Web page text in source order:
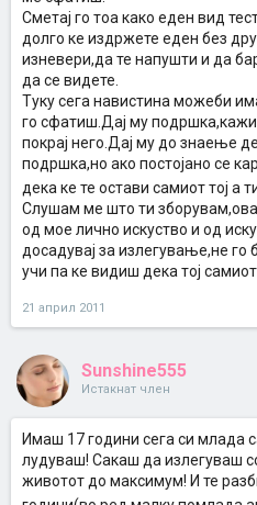
моите школски или неговите
цимери но сепак ми фали уште
можеби е како што рековте само
како да ја вратам таа нежност...
Сметај го тоа како еден вид
долго ке издржете еден без
изневери,да те напушти и да
да се видете.
Туку сега навистина можеби
го сфатиш.Дај му
покрај него.Дај му до знаење
подршка,но ако постојано се
дека ке те остави самиот тој а
Слушам ме што ти
од мое лично искуство и од
досадувај за излегување,не го
учи па ке видиш дека тој самиот
21 април 2011
Sunshine555
Истакнат член
Имаш 17 години сега си млада
лудуваш! Сакаш да излегуваш
животот до максимум! И те